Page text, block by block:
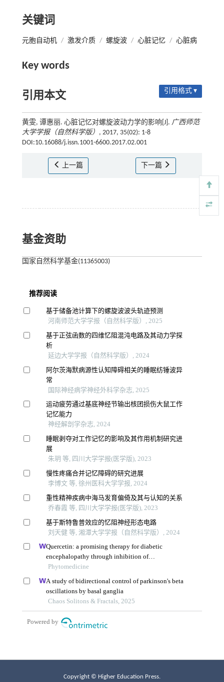
关键词
元胞自动机 / 激发介质 / 螺旋波 / 心脏记忆 / 心脏病
Key words
引用本文 引用格式 ▾
黄雯, 谭惠丽. 心脏记忆对螺旋波动力学的影响[J]. 广西师范
大学学报（自然科学版） , 2017, 35(02): 1-8
DOI:10.16088/j.issn.1001-6600.2017.02.001
上一篇 下一篇
基金资助
国家自然科学基金(11365003)
Copyright © Higher Education Press.